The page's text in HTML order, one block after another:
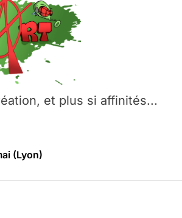
et plus si affinités...
(Lyon)
(Vaulx-en-Velin)
Moretti & Pierre Lacôte
(Haute-Savoie)
(Lyon)
(Vaulx-en-Velin)